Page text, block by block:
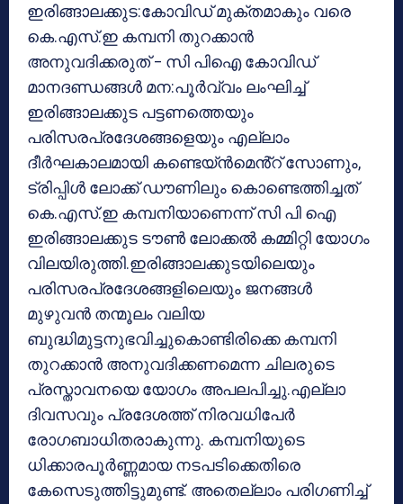
ഇരിങ്ങാലക്കുട:കോവിഡ് മുക്തമാകും വരെ
കെ.എസ്.ഇ കമ്പനി തുറക്കാൻ
അനുവദിക്കരുത് – സി പിഐ കോവിഡ്
മാനദണ്ഡങ്ങൾ മന:പൂർവ്വം ലംഘിച്ച്
ഇരിങ്ങാലക്കുട പട്ടണത്തെയും
പരിസരപ്രദേശങ്ങളെയും എല്ലാം
ദീർഘകാലമായി കണ്ടെയ്ൻമെൻ്റ് സോണും,
ട്രിപ്പിൾ ലോക്ക് ഡൗണിലും കൊണ്ടെത്തിച്ചത്
കെ.എസ്.ഇ കമ്പനിയാണെന്ന് സി പി ഐ
ഇരിങ്ങാലക്കുട ടൗൺ ലോക്കൽ കമ്മിറ്റി യോഗം
വിലയിരുത്തി.ഇരിങ്ങാലക്കുടയിലെയും
പരിസരപ്രദേശങ്ങളിലെയും ജനങ്ങൾ
മുഴുവൻ തന്മൂലം വലിയ
ബുദ്ധിമുട്ടനുഭവിച്ചുകൊണ്ടിരിക്കെ കമ്പനി
തുറക്കാൻ അനുവദിക്കണമെന്ന ചിലരുടെ
പ്രസ്താവനയെ യോഗം അപലപിച്ചു.എല്ലാ
ദിവസവും പ്രദേശത്ത് നിരവധിപേർ
രോഗബാധിതരാകുന്നു. കമ്പനിയുടെ
ധിക്കാരപൂർണ്ണമായ നടപടിക്കെതിരെ
കേസെടുത്തിട്ടുമുണ്ട്. അതെല്ലാം പരിഗണിച്ച്